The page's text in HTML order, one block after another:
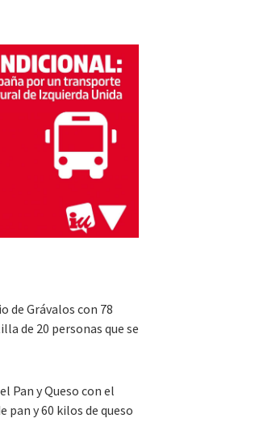
de Grávalos con 78
de 20 personas que se
Pan y Queso con el
pan y 60 kilos de queso